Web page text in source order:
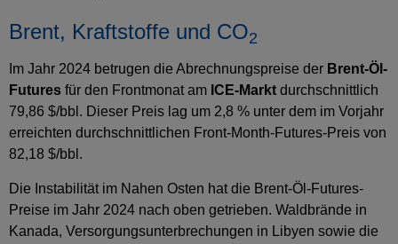
Brent, Kraftstoffe und CO2
Im Jahr 2024 betrugen die Abrechnungspreise der Brent-Öl-
Futures für den Frontmonat am ICE-Markt durchschnittlich
79,86 $/bbl. Dieser Preis lag um 2,8 % unter dem im Vorjahr
erreichten durchschnittlichen Front-Month-Futures-Preis von
82,18 $/bbl.
Die Instabilität im Nahen Osten hat die Brent-Öl-Futures-
Preise im Jahr 2024 nach oben getrieben. Waldbrände in
Kanada, Versorgungsunterbrechungen in Libyen sowie die